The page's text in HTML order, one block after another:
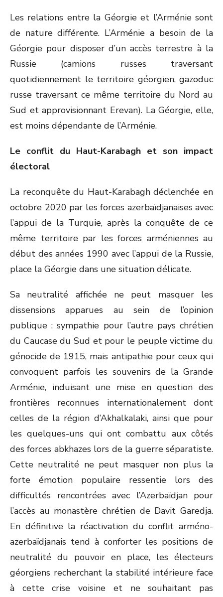
Les relations entre la Géorgie et l’Arménie sont
de nature différente. L’Arménie a besoin de la
Géorgie pour disposer d’un accès terrestre à la
Russie (camions russes traversant
quotidiennement le territoire géorgien, gazoduc
russe traversant ce même territoire du Nord au
Sud et approvisionnant Erevan). La Géorgie, elle,
est moins dépendante de l’Arménie.
Le conflit du Haut-Karabagh et son impact
électoral
La reconquête du Haut-Karabagh déclenchée en
octobre 2020 par les forces azerbaïdjanaises avec
l’appui de la Turquie, après la conquête de ce
même territoire par les forces arméniennes au
début des années 1990 avec l’appui de la Russie,
place la Géorgie dans une situation délicate.
Sa neutralité affichée ne peut masquer les
dissensions apparues au sein de l’opinion
publique : sympathie pour l’autre pays chrétien
du Caucase du Sud et pour le peuple victime du
génocide de 1915, mais antipathie pour ceux qui
convoquent parfois les souvenirs de la Grande
Arménie, induisant une mise en question des
frontières reconnues internationalement dont
celles de la région d’Akhalkalaki, ainsi que pour
les quelques-uns qui ont combattu aux côtés
des forces abkhazes lors de la guerre séparatiste.
Cette neutralité ne peut masquer non plus la
forte émotion populaire ressentie lors des
difficultés rencontrées avec l’Azerbaïdjan pour
l’accès au monastère chrétien de Davit Garedja.
En définitive la réactivation du conflit arméno-
azerbaïdjanais tend à conforter les positions de
neutralité du pouvoir en place, les électeurs
géorgiens recherchant la stabilité intérieure face
à cette crise voisine et ne souhaitant pas